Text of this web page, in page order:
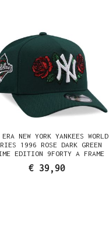
ERA NEW YORK YANKEES WORLD
1996 ROSE DARK GREEN
EDITION 9FORTY A FRAME
SNAPBACK CAP
€ 39,90